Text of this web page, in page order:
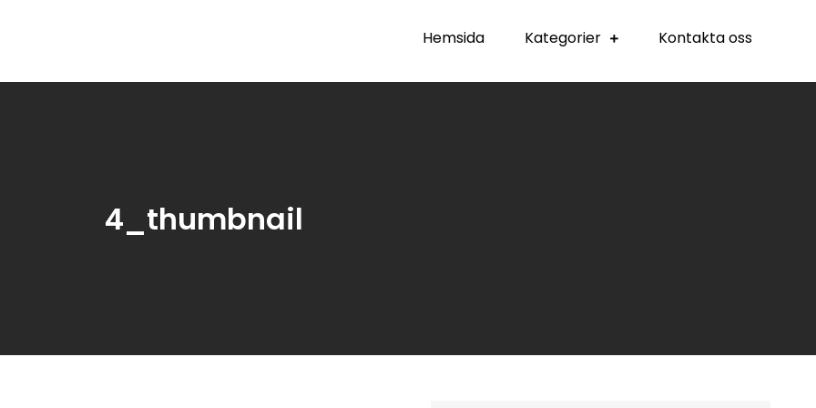
Hemsida Kategorier Kontakta oss
4_thumbnail